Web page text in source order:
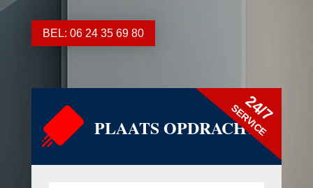
BEL: 06 24 35 69 80
PLAATS OPDRACHT
24/7
SERVICE